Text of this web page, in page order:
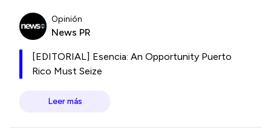
Opinión
News PR
[EDITORIAL] Esencia: An Opportunity Puerto
Rico Must Seize
Leer más